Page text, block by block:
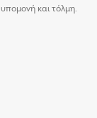
και τόλμη.